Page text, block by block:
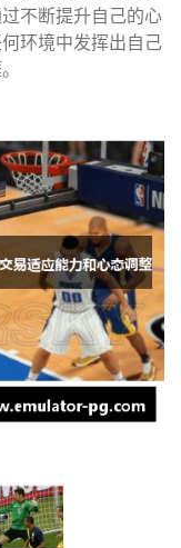
不断提升自己的心
环境中发挥出自己